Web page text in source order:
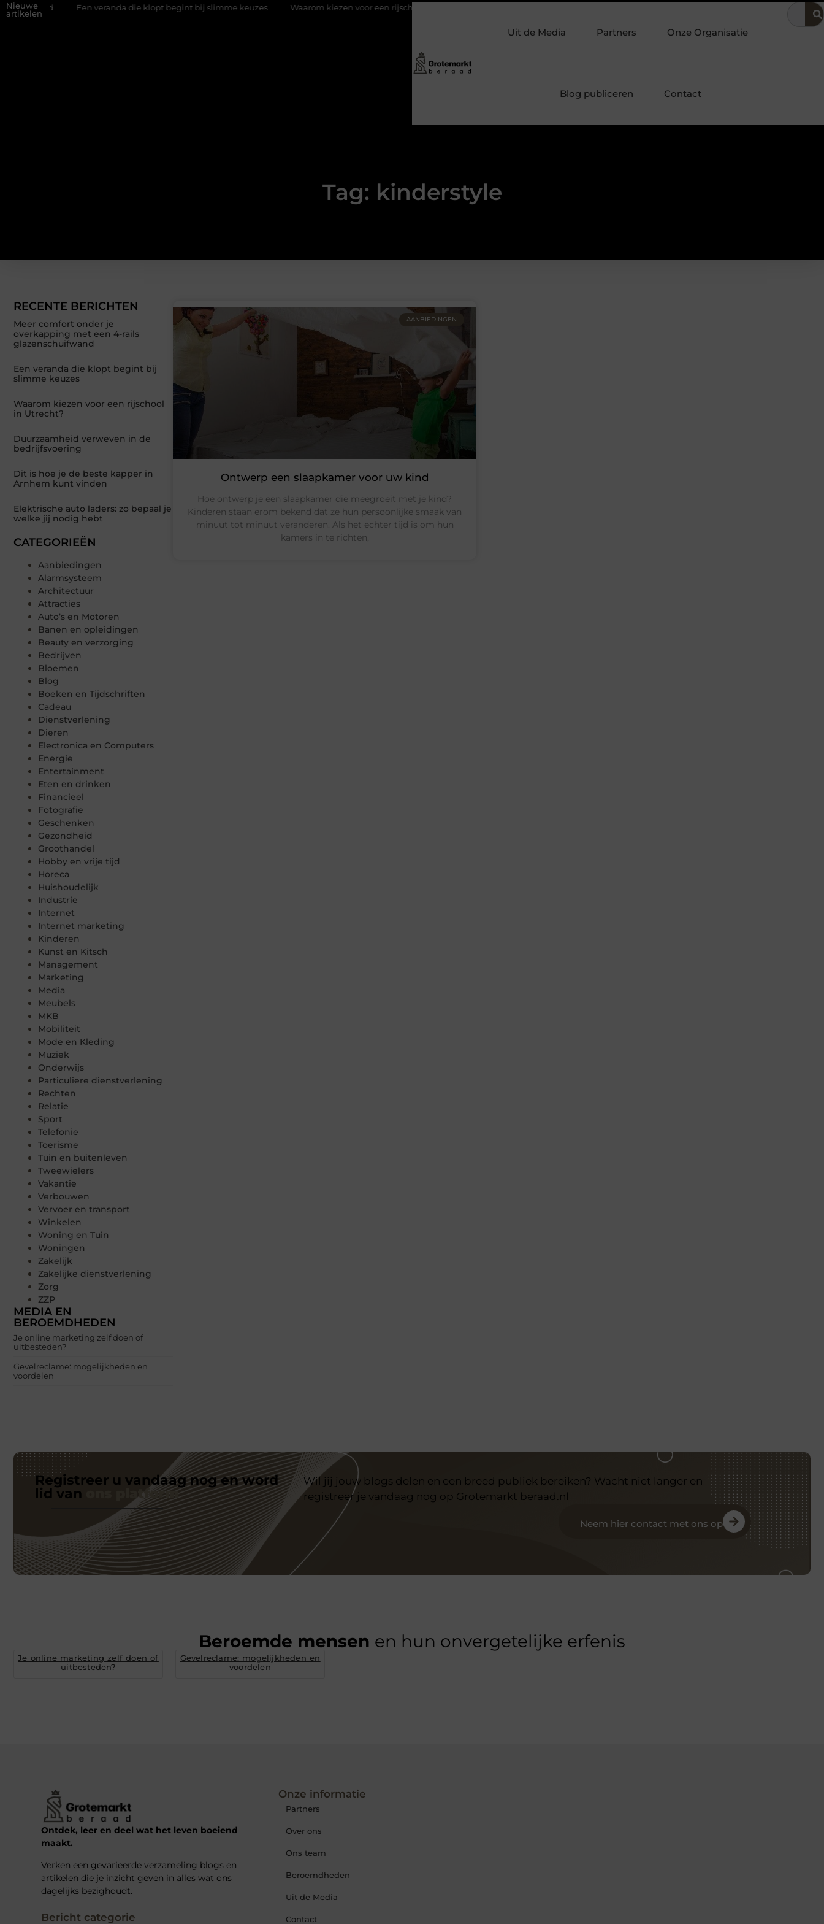
Nieuwe
artikelen
Een veranda die klopt begint bij slimme keuzes Waarom kiezen voor een rijschool in Utrecht? Dit is hoe je de beste kapper in
Uit de Media Partners Onze Organisatie
Blog publiceren Contact
Tag: kinderstyle
RECENTE BERICHTEN
Meer comfort onder je
overkapping met een 4-rails
glazenschuifwand
Een veranda die klopt begint bij
slimme keuzes
Waarom kiezen voor een rijschool
in Utrecht?
Duurzaamheid verweven in de
bedrijfsvoering
Dit is hoe je de beste kapper in
Arnhem kunt vinden
Elektrische auto laders: zo bepaal je
welke jij nodig hebt
CATEGORIEËN
Aanbiedingen
Alarmsysteem
Architectuur
Attracties
Auto’s en Motoren
Banen en opleidingen
Beauty en verzorging
Bedrijven
Bloemen
Blog
Boeken en Tijdschriften
Cadeau
Dienstverlening
Dieren
Electronica en Computers
Energie
Entertainment
Eten en drinken
Financieel
Fotografie
Geschenken
Gezondheid
Groothandel
Hobby en vrije tijd
Horeca
Huishoudelijk
Industrie
Internet
Internet marketing
Kinderen
Kunst en Kitsch
Management
Marketing
Media
Meubels
MKB
Mobiliteit
Mode en Kleding
Muziek
Onderwijs
Particuliere dienstverlening
Rechten
Relatie
Sport
Telefonie
Toerisme
Tuin en buitenleven
Tweewielers
Vakantie
Verbouwen
Vervoer en transport
Winkelen
Woning en Tuin
Woningen
Zakelijk
Zakelijke dienstverlening
Zorg
ZZP
MEDIA EN
BEROEMDHEDEN
Je online marketing zelf doen of
uitbesteden?
Gevelreclame: mogelijkheden en
voordelen
AANBIEDINGEN
Ontwerp een slaapkamer voor uw kind
Hoe ontwerp je een slaapkamer die meegroeit met je kind?
Kinderen staan erom bekend dat ze hun persoonlijke smaak van
minuut tot minuut veranderen. Als het echter tijd is om hun
kamers in te richten,
Registreer u vandaag nog en word
lid van
ons platform
Wil jij jouw blogs delen en een breed publiek bereiken? Wacht niet langer en
registreer je vandaag nog op Grotemarkt beraad.nl
Neem hier contact met ons op
Beroemde mensen en hun onvergetelijke erfenis
Je online marketing zelf doen of
uitbesteden?
Gevelreclame: mogelijkheden en
voordelen
Ontdek, leer en deel wat het leven boeiend
maakt.
Verken een gevarieerde verzameling blogs en
artikelen die je inzicht geven in alles wat ons
dagelijks bezighoudt.
Bericht categorie
Onze informatie
Partners
Over ons
Ons team
Beroemdheden
Uit de Media
Contact